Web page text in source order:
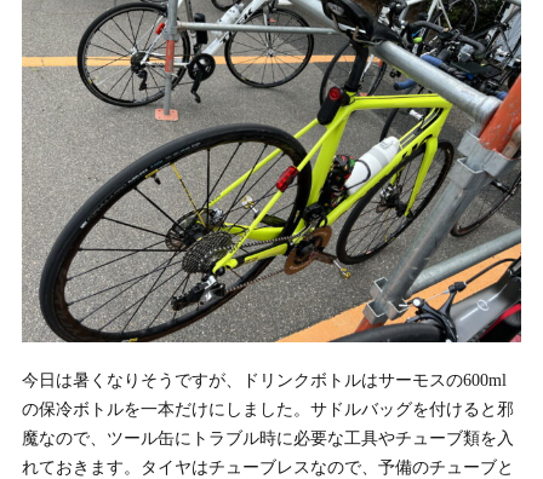
今日は暑くなりそうですが、ドリンクボトルはサーモスの600ml
の保冷ボトルを一本だけにしました。サドルバッグを付けると邪
魔なので、ツール缶にトラブル時に必要な工具やチューブ類を入
れておきます。タイヤはチューブレスなので、予備のチューブと